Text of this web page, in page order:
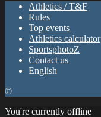
Athletics / T&F
Rules
Top events
Athletics calculator
SportsphotoZ
Contact us
English
©
You're currently offline